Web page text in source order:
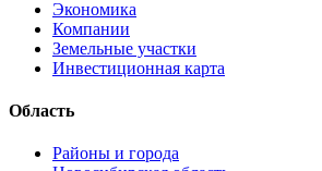
Экономика
Компании
Земельные участки
Инвестиционная карта
Область
Районы и города